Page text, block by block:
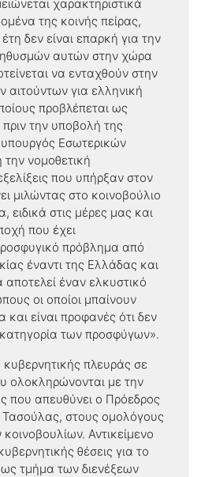
χαρακτηριστικά
της κοινής πείρας,
έτη δεν είναι επαρκή για την
αυτών στην χώρα
να ενταχθούν στην
αιτούντων για ελληνική
προβλέπεται ως
την υποβολή της
Εσωτερικών
νομοθετική
που υπήρξαν στον
μιλώντας στο κοινοβούλιο
ειδικά στις μέρες μας και
που έχει
πρόβλημα από
έναντι της Ελλάδας και
έναν ελκυστικό
οι οποίοι μπαίνουν
είναι προφανές ότι δεν
των προσφύγων».
πλευράς σε
ολοκληρώνονται με την
που απευθύνει ο Πρόεδρος
στους ομολόγους
Αντικείμενο
θέσεις για το
τμήμα των διενέξεων